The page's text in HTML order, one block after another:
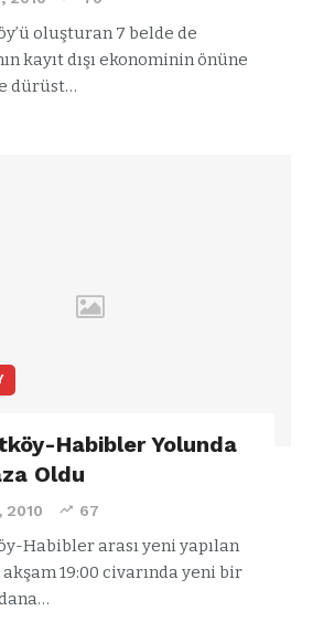
oluşturan 7 belde de
kayıt dışı ekonominin önüne
dürüst…
Habibler Yolunda
Oldu
2010 67
Habibler arası yeni yapılan
19:00 civarında yeni bir